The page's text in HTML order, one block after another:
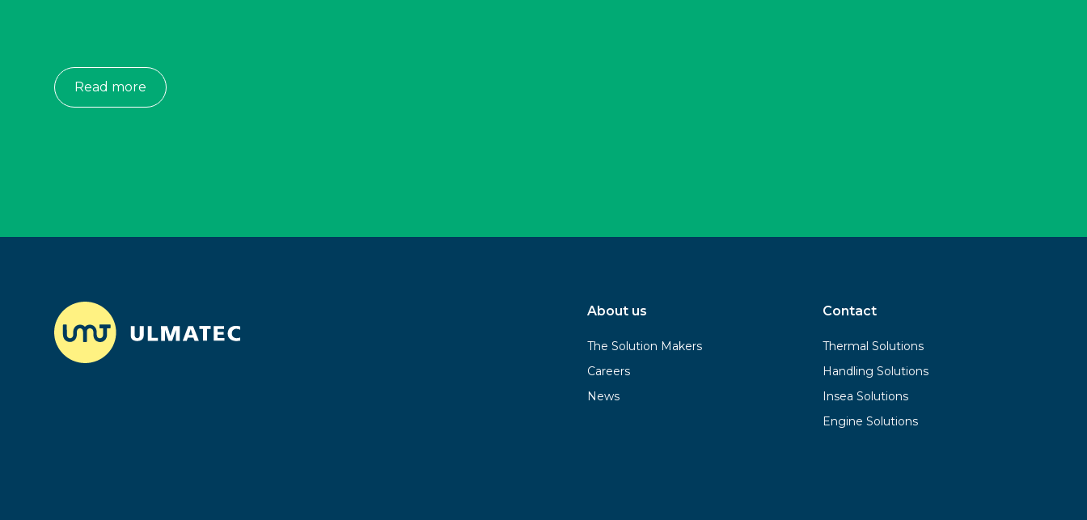
Read more
About us
The Solution Makers
Careers
News
Contact
Thermal Solutions
Handling Solutions
Insea Solutions
Engine Solutions